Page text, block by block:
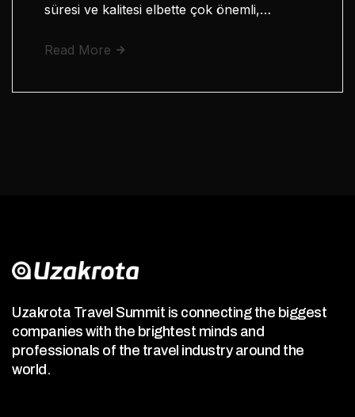
süresi ve kalitesi elbette çok önemli,…
Read More
Uzakrota Travel Summit is connecting the biggest
companies with the brightest minds and
professionals of the travel industry around the
world.